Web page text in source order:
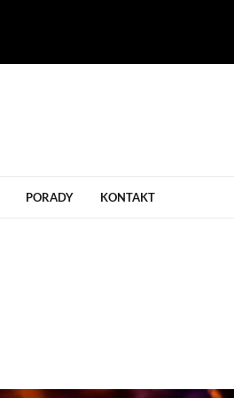
PORADY KONTAKT